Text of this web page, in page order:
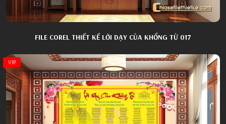
FILE COREL THIẾT KẾ LỜI DẠY CỦA KHỔNG TỬ 017
VIP